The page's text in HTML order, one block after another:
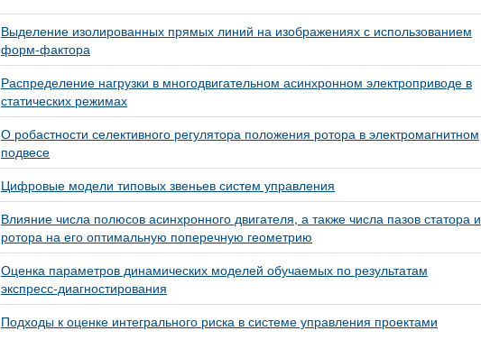
Выделение изолированных прямых линий на изображениях с использованием
форм-фактора
Распределение нагрузки в многодвигательном асинхронном электроприводе в
статических режимах
О робастности селективного регулятора положения ротора в электромагнитном
подвесе
Цифровые модели типовых звеньев систем управления
Влияние числа полюсов асинхронного двигателя, а также числа пазов статора и
ротора на его оптимальную поперечную геометрию
Оценка параметров динамических моделей обучаемых по результатам
экспресс-диагностирования
Подходы к оценке интегрального риска в системе управления проектами